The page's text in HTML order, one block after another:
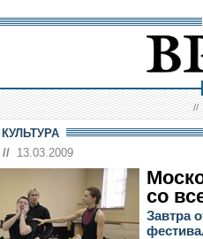
//
КУЛЬТУРА
// 13.03.2009
со
Завтра